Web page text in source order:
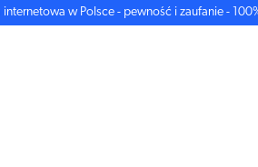
internetowa w Polsce - pewność i zaufanie -